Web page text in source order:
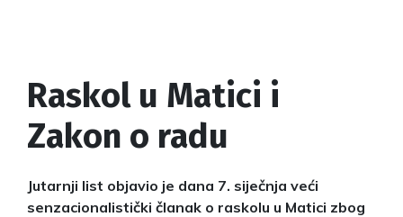
Raskol u Matici i
Zakon o radu
Jutarnji list objavio je dana 7. siječnja veći
senzacionalistički članak o raskolu u Matici zbog